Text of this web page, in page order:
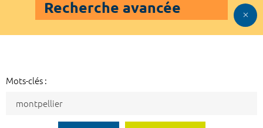
Recherche avancée
Mots-clés :